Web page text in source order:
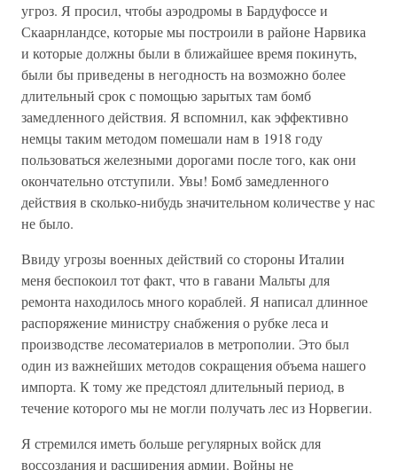
угроз. Я просил, чтобы аэродромы в Бардуфоссе и
Скаарнландсе, которые мы построили в районе Нарвика
и которые должны были в ближайшее время покинуть,
были бы приведены в негодность на возможно более
длительный срок с помощью зарытых там бомб
замедленного действия. Я вспомнил, как эффективно
немцы таким методом помешали нам в 1918 году
пользоваться железными дорогами после того, как они
окончательно отступили. Увы! Бомб замедленного
действия в сколько-нибудь значительном количестве у нас
не было.
Ввиду угрозы военных действий со стороны Италии
меня беспокоил тот факт, что в гавани Мальты для
ремонта находилось много кораблей. Я написал длинное
распоряжение министру снабжения о рубке леса и
производстве лесоматериалов в метрополии. Это был
один из важнейших методов сокращения объема нашего
импорта. К тому же предстоял длительный период, в
течение которого мы не могли получать лес из Норвегии.
Я стремился иметь больше регулярных войск для
воссоздания и расширения армии. Войны не